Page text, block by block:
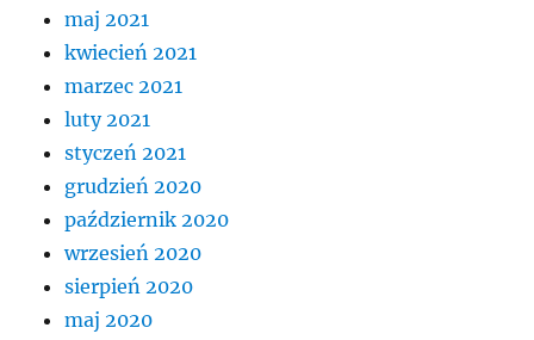
maj 2021
kwiecień 2021
marzec 2021
luty 2021
styczeń 2021
grudzień 2020
październik 2020
wrzesień 2020
sierpień 2020
maj 2020